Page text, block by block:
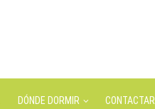
DÓNDE DORMIR CONTACTAR